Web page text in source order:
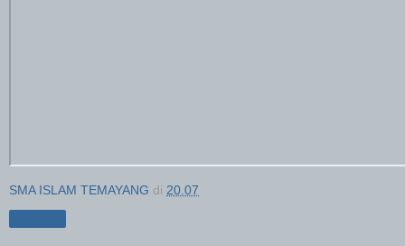
SMA ISLAM TEMAYANG di 20.07